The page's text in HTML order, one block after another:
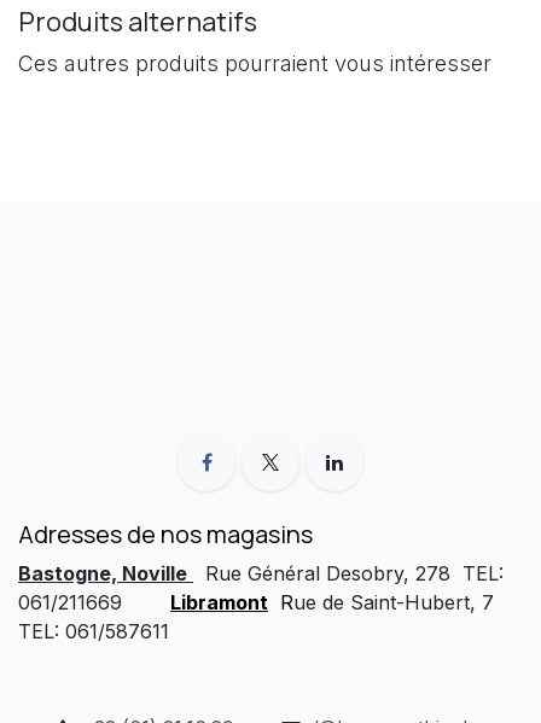
Produits alternatifs
Ces autres produits pourraient vous intéresser
Adresses de nos magasins
Bastogne, Noville
Rue Général Desobry, 278 TEL:
061/211669
Libramont Rue de Saint-Hubert, 7
TEL: 061/587611